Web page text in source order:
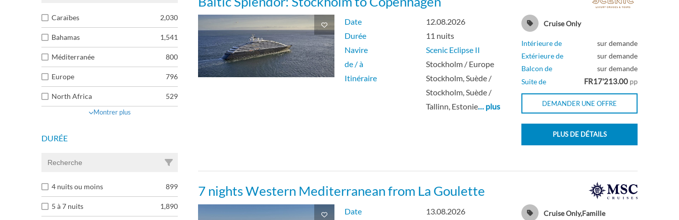
Caraïbes 2,030
Bahamas 1,541
Méditerranée 800
Europe 796
North Africa 529
Montrer plus
DURÉE
4 nuits ou moins 899
5 à 7 nuits 1,890
Date
12.08.2026
Durée
11 nuits
Navire
Scenic Eclipse II
de / à
Stockholm / Europe
Itinéraire
Stockholm, Suède /
Stockholm, Suède /
Tallinn, Estonie… plus
Cruise Only
Intérieure de
sur demande
Extérieure de
sur demande
Balcon de
sur demande
Suite de
FR17'213.00 pp
DEMANDER UNE OFFRE
PLUS DE DÉTAILS
7 nights Western Mediterranean from La Goulette
Date
13.08.2026
Cruise Only,Famille